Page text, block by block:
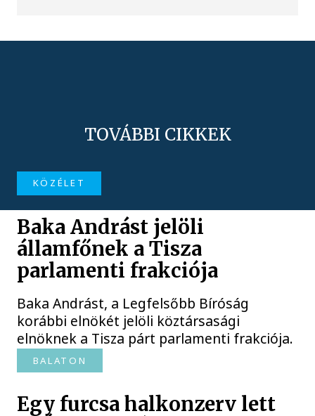
TOVÁBBI CIKKEK
KÖZÉLET
Baka Andrást jelöli
államfőnek a Tisza
parlamenti frakciója
Baka Andrást, a Legfelsőbb Bíróság
korábbi elnökét jelöli köztársasági
elnöknek a Tisza párt parlamenti frakciója.
BALATON
Egy furcsa halkonzerv lett